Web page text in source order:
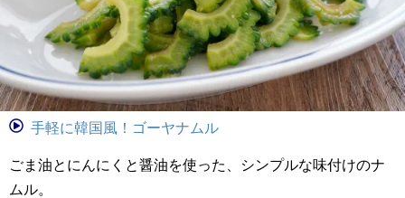
手軽に韓国風！ゴーヤナムル
ごま油とにんにくと醤油を使った、シンプルな味付けのナ
ムル。